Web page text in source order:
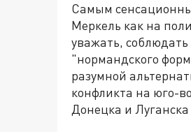
Самым
Меркель как на
уважать,
"нормандского
разумной
конфликта на юго-
Донецка и